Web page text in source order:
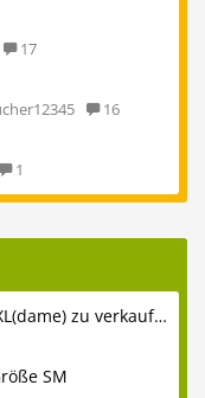
17
16
1
Mares Dragonfly BCD / Tarierweste XL(dame) zu verkaufen
SM